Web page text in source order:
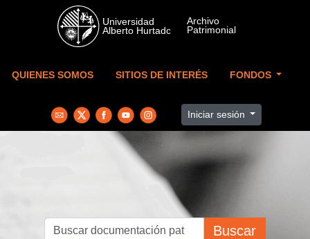
Skip to main content
QUIENES SOMOS SITIOS DE INTERÉS FONDOS
Iniciar sesión
Buscar